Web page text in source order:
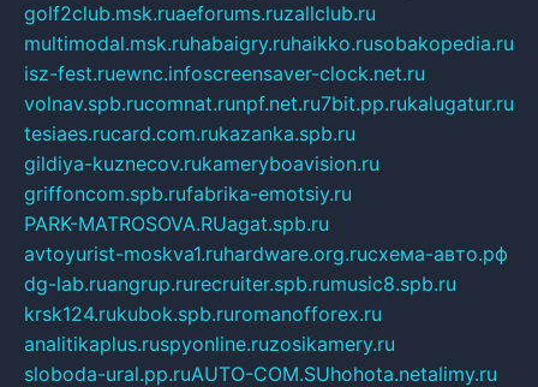
golf2club.msk.ruaeforums.ruzallclub.ru
multimodal.msk.ruhabaigry.ruhaikko.rusobakopedia.ru
isz-fest.ruewnc.infoscreensaver-clock.net.ru
volnav.spb.rucomnat.runpf.net.ru7bit.pp.rukalugatur.ru
tesiaes.rucard.com.rukazanka.spb.ru
gildiya-kuznecov.rukameryboavision.ru
griffoncom.spb.rufabrika-emotsiy.ru
PARK-MATROSOVA.RUagat.spb.ru
avtoyurist-moskva1.ruhardware.org.ruсхема-авто.рф
dg-lab.ruangrup.rurecruiter.spb.rumusic8.spb.ru
krsk124.rukubok.spb.ruromanofforex.ru
analitikaplus.ruspyonline.ruzosikamery.ru
sloboda-ural.pp.ruAUTO-COM.SUhohota.netalimy.ru